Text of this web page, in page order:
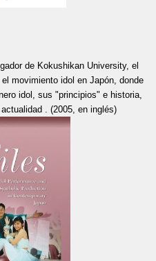
de Kokushikan University, el
movimiento idol en Japón, donde
idol, sus "principios" e historia,
. (2005, en inglés)